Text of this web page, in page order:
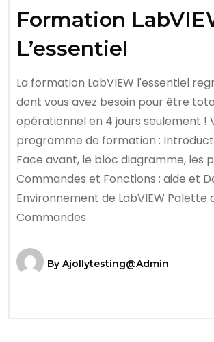
Formation
L’essentiel
La formation LabVIEW l'essentiel
dont vous avez besoin pour être
opérationnel en 4 jours seulement !
programme de formation :
Face avant, le bloc diagramme, les
Commandes et Fonctions ; aide et
Environnement de LabVIEW Palette
Commandes
By Ajollytesting@admin